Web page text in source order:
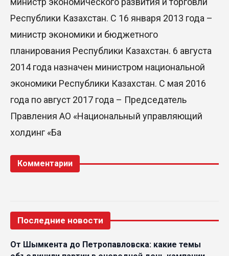
Республики Казахстан. С 16 января 2013 года –
министр экономики и бюджетного
планирования Республики Казахстан. 6 августа
2014 года назначен министром национальной
экономики Республики Казахстан. С мая 2016
года по август 2017 года – Председатель
Правления АО «Национальный управляющий
холдинг «Ба
Комментарии
Последние новости
От Шымкента до Петропавловска: какие темы